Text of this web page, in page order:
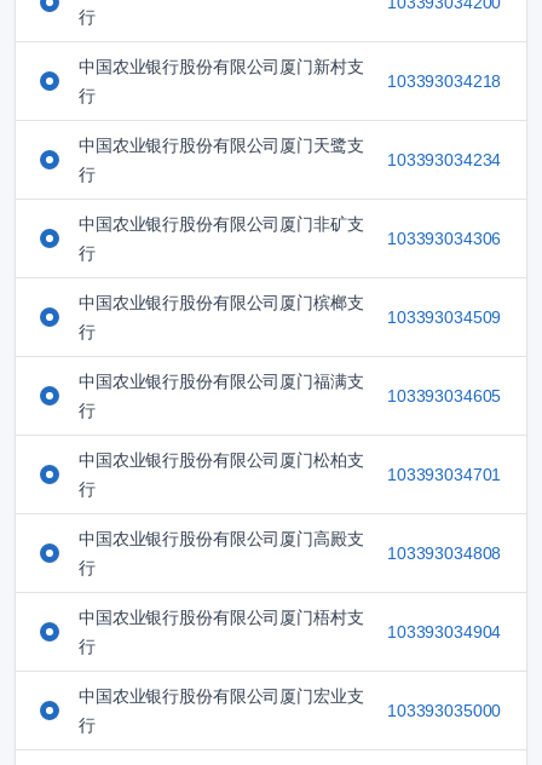
行
中国农业银行股份有限公司厦门新村支
行
103393034218
中国农业银行股份有限公司厦门天鹭支
行
103393034234
中国农业银行股份有限公司厦门非矿支
行
103393034306
中国农业银行股份有限公司厦门槟榔支
行
103393034509
中国农业银行股份有限公司厦门福满支
行
103393034605
中国农业银行股份有限公司厦门松柏支
行
103393034701
中国农业银行股份有限公司厦门高殿支
行
103393034808
中国农业银行股份有限公司厦门梧村支
行
103393034904
中国农业银行股份有限公司厦门宏业支
行
103393035000